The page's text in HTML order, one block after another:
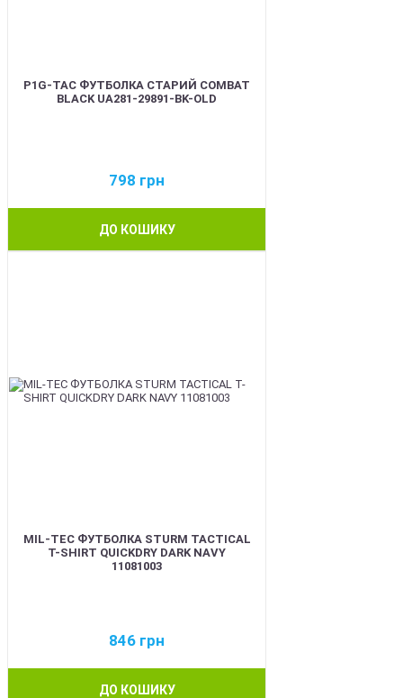
P1G-TAC ФУТБОЛКА СТАРИЙ COMBAT
BLACK UA281-29891-BK-OLD
798 грн
ДО КОШИКУ
MIL-TEC ФУТБОЛКА STURM TACTICAL
T-SHIRT QUICKDRY DARK NAVY
11081003
846 грн
ДО КОШИКУ